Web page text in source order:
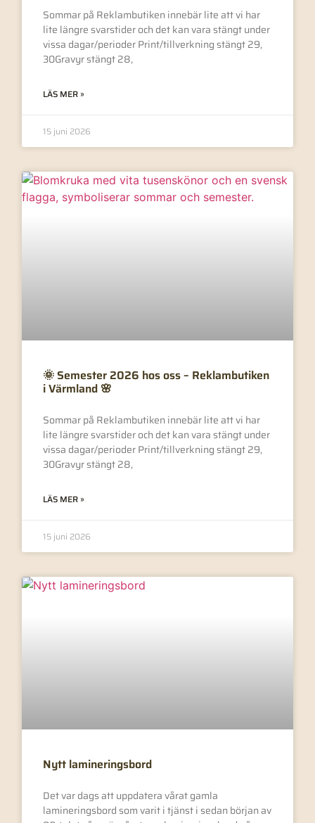
Sommar på Reklambutiken innebär lite att vi har
lite längre svarstider och det kan vara stängt under
vissa dagar/perioder Print/tillverkning stängt 29,
30Gravyr stängt 28,
LÄS MER »
15 juni 2026
🌞 Semester 2026 hos oss – Reklambutiken
i Värmland 🌸
Sommar på Reklambutiken innebär lite att vi har
lite längre svarstider och det kan vara stängt under
vissa dagar/perioder Print/tillverkning stängt 29,
30Gravyr stängt 28,
LÄS MER »
15 juni 2026
Nytt lamineringsbord
Det var dags att uppdatera vårat gamla
lamineringsbord som varit i tjänst i sedan början av